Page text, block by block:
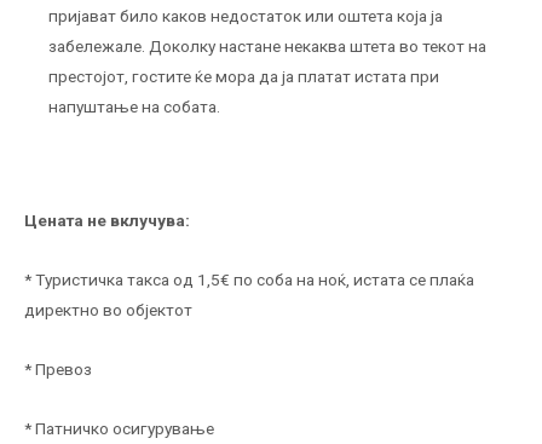
пријават било каков недостаток или оштета која ја
забележале. Доколку настане некаква штета во текот на
престојот, гостите ќе мора да ја платат истата при
напуштање на собата.
Цената не вклучува:
* Tуристичка такса од 1,5€ по соба на ноќ, истата се плаќа
директно во објектот
* Превоз
* Патничко осигурување